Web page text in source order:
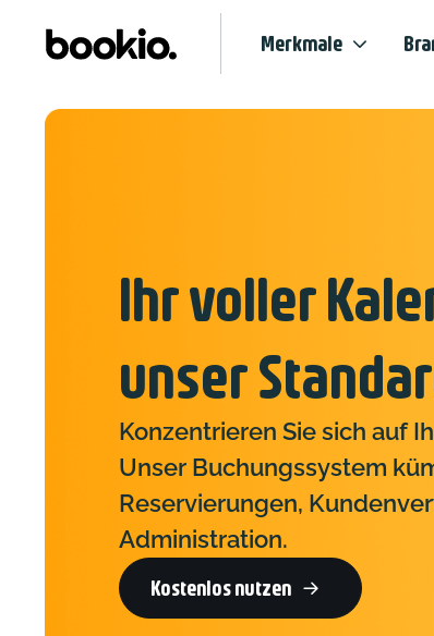
Merkmale
Ihr voller
unser
Konzentrieren Sie sich auf
Unser Buchungssystem
Reservierungen,
Administration.
Kostenlos nutzen